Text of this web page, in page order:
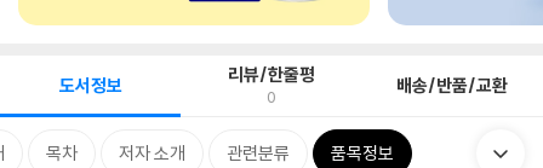
도서정보 리뷰/한줄평
0 배송/반품/교환
목차 저자 소개 관련분류 품목정보